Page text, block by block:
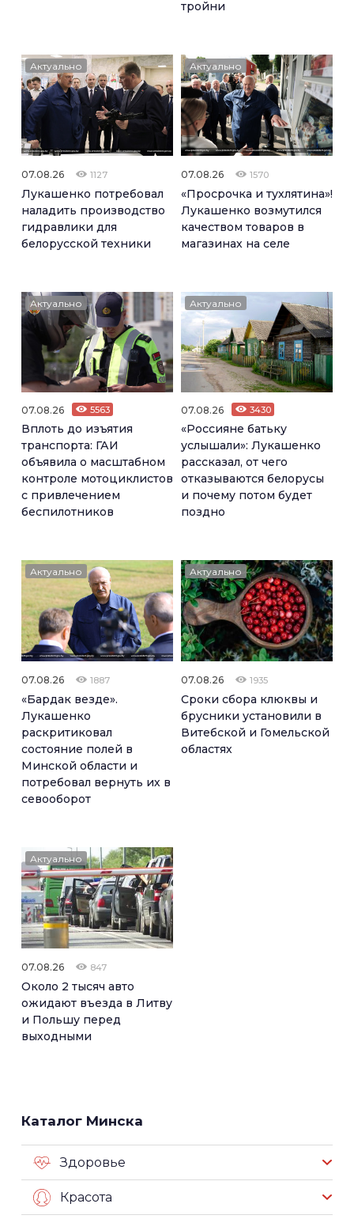
тройни
Актуально
07.08.26 1127
Лукашенко потребовал
наладить производство
гидравлики для
белорусской техники
Актуально
07.08.26 1570
«Просрочка и тухлятина»!
Лукашенко возмутился
качеством товаров в
магазинах на селе
Актуально
07.08.26 5563
Вплоть до изъятия
транспорта: ГАИ
объявила о масштабном
контроле мотоциклистов
с привлечением
беспилотников
Актуально
07.08.26 3430
«Россияне батьку
услышали»: Лукашенко
рассказал, от чего
отказываются белорусы
и почему потом будет
поздно
Актуально
07.08.26 1887
«Бардак везде».
Лукашенко
раскритиковал
состояние полей в
Минской области и
потребовал вернуть их в
севооборот
Актуально
07.08.26 1935
Сроки сбора клюквы и
брусники установили в
Витебской и Гомельской
областях
Актуально
07.08.26 847
Около 2 тысяч авто
ожидают въезда в Литву
и Польшу перед
выходными
Каталог Минска
Здоровье
Красота